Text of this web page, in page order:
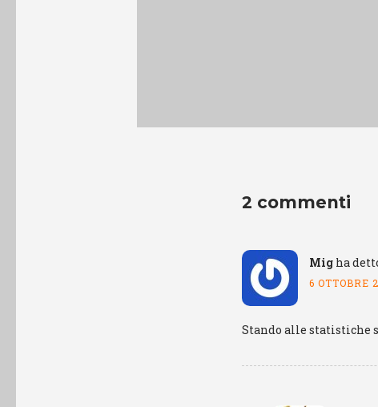
2 commenti
Mig ha
6 OTTOBRE
Stando alle statistiche